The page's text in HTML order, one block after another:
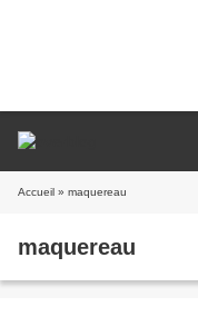
Accueil » maquereau
maquereau